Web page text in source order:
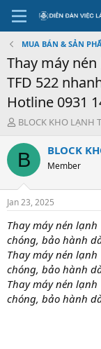
MUA BÁN & SẢN
Thay máy nén
TFD 522
Hotline 0931
T
r
e
d
t
a
t
e
r
BLOCK KHO LẠNH
B BLOCK
Member
Jan 23, 2025
Thay máy nén lạnh
chóng, bảo hành
Thay máy nén lạnh
chóng, bảo hành
Thay máy nén lạnh
chóng, bảo hành